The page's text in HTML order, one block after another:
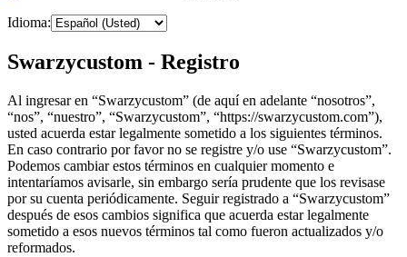
Idioma:
Swarzycustom - Registro
Al ingresar en “Swarzycustom” (de aquí en adelante “nosotros”,
“nos”, “nuestro”, “Swarzycustom”, “https://swarzycustom.com”),
usted acuerda estar legalmente sometido a los siguientes términos.
En caso contrario por favor no se registre y/o use “Swarzycustom”.
Podemos cambiar estos términos en cualquier momento e
intentaríamos avisarle, sin embargo sería prudente que los revisase
por su cuenta periódicamente. Seguir registrado a “Swarzycustom”
después de esos cambios significa que acuerda estar legalmente
sometido a esos nuevos términos tal como fueron actualizados y/o
reformados.